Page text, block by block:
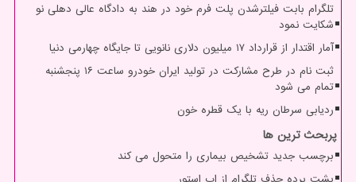
تلگرام بابت فیلترشدن پلت فرم خود در هند به دادگاه عالی دهلی نو
شکایت نمود
آمار اقتدار از قرارداد ۱۷ میلیون دلاری نانویی تا جایگاه چهارمی دنیا
ثبت نام در طرح مشارکت در تولید ایران خودرو ساعت ۱۶ پنجشنبه
تمام می شود
ردیابی سرطان ریه با یک قطره خون
پربحث ترین ها
برچسب جدید تشخیص بیماری را متحول می کند